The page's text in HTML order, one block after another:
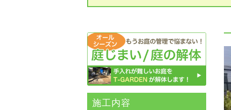
施⼯内容